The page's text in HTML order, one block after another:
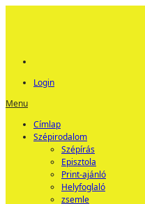
Login
Menu
Címlap
Szépirodalom
Szépírás
Episztola
Print-ajánló
Helyfoglaló
zsemle